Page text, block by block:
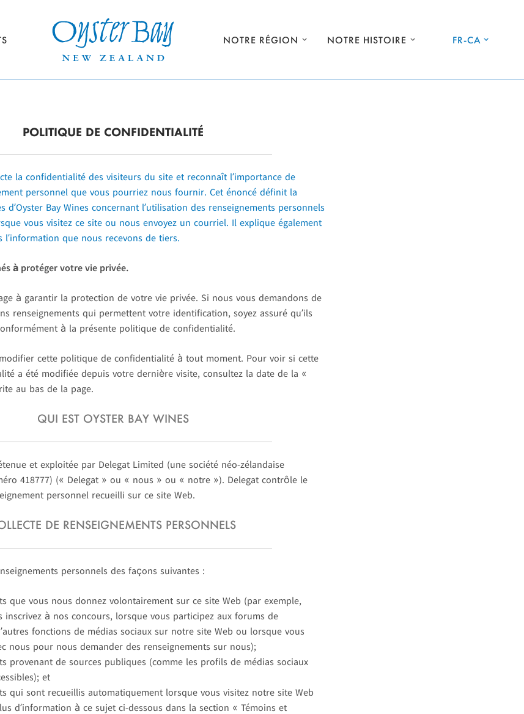
NOTRE RÉGION NOTRE HISTOIRE FR-CA
POLITIQUE DE CONFIDENTIALITÉ
la confidentialité des visiteurs du site et reconnaît l’importance de
personnel que vous pourriez nous fournir. Cet énoncé définit la
d’Oyster Bay Wines concernant l’utilisation des renseignements personnels
vous visitez ce site ou nous envoyez un courriel. Il explique également
que nous recevons de tiers.
à protéger votre vie privée.
à garantir la protection de votre vie privée. Si nous vous demandons de
renseignements qui permettent votre identification, soyez assuré qu’ils
à la présente politique de confidentialité.
cette politique de confidentialité à tout moment. Pour voir si cette
a été modifiée depuis votre dernière visite, consultez la date de la «
au bas de la page.
QUI EST OYSTER BAY WINES
et exploitée par Delegat Limited (une société néo-zélandaise
418777) (« Delegat » ou « nous » ou « notre »). Delegat contrôle le
personnel recueilli sur ce site Web.
DE RENSEIGNEMENTS PERSONNELS
personnels des façons suivantes :
que vous nous donnez volontairement sur ce site Web (par exemple,
inscrivez à nos concours, lorsque vous participez aux forums de
fonctions de médias sociaux sur notre site Web ou lorsque vous
nous pour nous demander des renseignements sur nous);
provenant de sources publiques (comme les profils de médias sociaux
et
qui sont recueillis automatiquement lorsque vous visitez notre site Web
d’information à ce sujet ci-dessous dans la section « Témoins et